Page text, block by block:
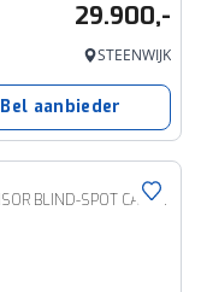
29.900,-
STEENWIJK
Bel aanbieder
1.5 2WD STOELVERW STUURVERW PARK-SENSOR BLIND-SPOT CARPLAY LENDESTEUN